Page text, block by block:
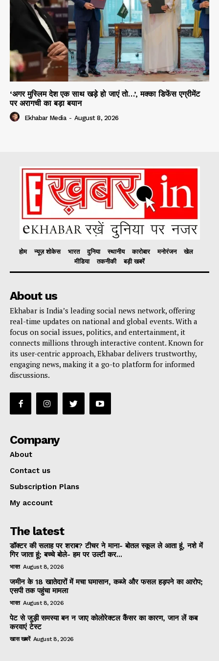
‘अगर मुस्लिम देश एक साथ खड़े हो जाएं तो…’, मक्का डिफेंस एग्रीमेंट
पर अरागची का बड़ा बयान
Ekhabar Media - August 8, 2026
होम न्यूज़ शोकेस भारत दुनिया स्थानीय कारोबार मनोरंजन
खेल
मीडिया
तकनीकी बड़ी खबरें
About us
Ekhabar is India’s leading social news network, offering
real-time updates on national and global events. With a
focus on social issues, politics, and entertainment, it
connects millions through interactive content. Known for
its user-centric approach, Ekhabar delivers trustworthy,
engaging news, making it a go-to platform for informed
discussions.
Company
About
Contact us
Subscription Plans
My account
The latest
डॉक्टर की सलाह पर शराब? टीचर ने माना- बोतल स्कूल ले आता हूं, नशे में
गिर जाता हूं; बच्चे बोले- हम पर उल्टी कर...
भारत August 8, 2026
जमीन के 18 खातेदारों में मचा घमासान, कब्जे और फसल हड़पने का आरोप;
एसपी तक पहुंचा मामला
भारत August 8, 2026
पेट से जुड़ी समस्या बन न जाए कोलोरेक्टल कैंसर का कारण, जान लें कब
करवाएं टेस्ट
खास खबरें August 8, 2026